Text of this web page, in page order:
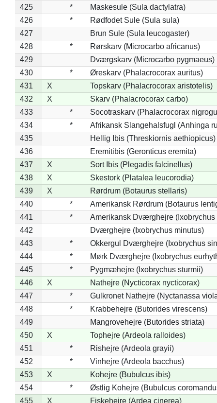
425
*
Maskesule (Sula dactylatra)
426
*
Rødfodet Sule (Sula sula)
427
Brun Sule (Sula leucogaster)
428
*
Rørskarv (Microcarbo africanus)
429
Dværgskarv (Microcarbo pygmaeus)
430
*
Øreskarv (Phalacrocorax auritus)
431
X
Topskarv (Phalacrocorax aristotelis)
432
X
Skarv (Phalacrocorax carbo)
433
*
Socotraskarv (Phalacrocorax
434
*
Afrikansk Slangehalsfugl (Anhinga
435
Hellig Ibis (Threskiornis aethiopicus)
436
Eremitibis (Geronticus eremita)
437
X
Sort Ibis (Plegadis falcinellus)
438
X
Skestork (Platalea leucorodia)
439
X
Rørdrum (Botaurus stellaris)
440
*
Amerikansk Rørdrum (Botaurus
441
*
Amerikansk Dværghejre (Ixobrychus
442
Dværghejre (Ixobrychus minutus)
443
*
Okkergul Dværghejre (Ixobrychus
444
*
Mørk Dværghejre (Ixobrychus
445
*
Pygmæhejre (Ixobrychus sturmii)
446
X
Nathejre (Nycticorax nycticorax)
447
*
Gulkronet Nathejre (Nyctanassa
448
*
Krabbehejre (Butorides virescens)
449
Mangrovehejre (Butorides striata)
450
X
Tophejre (Ardeola ralloides)
451
*
Rishejre (Ardeola grayii)
452
*
Vinhejre (Ardeola bacchus)
453
X
Kohejre (Bubulcus ibis)
454
*
Østlig Kohejre (Bubulcus
455
X
Fiskehejre (Ardea cinerea)